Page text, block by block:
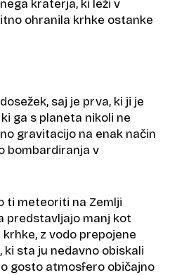
kraterja, ki leži v
ohranila krhke ostanke
saj je prva, ki ji je
ga s planeta nikoli ne
gravitacijo na enak način
bombardiranja v
ti meteoriti na Zemlji
predstavljajo manj kot
z vodo prepojene
sta ju nedavno obiskali
gosto atmosfero običajno